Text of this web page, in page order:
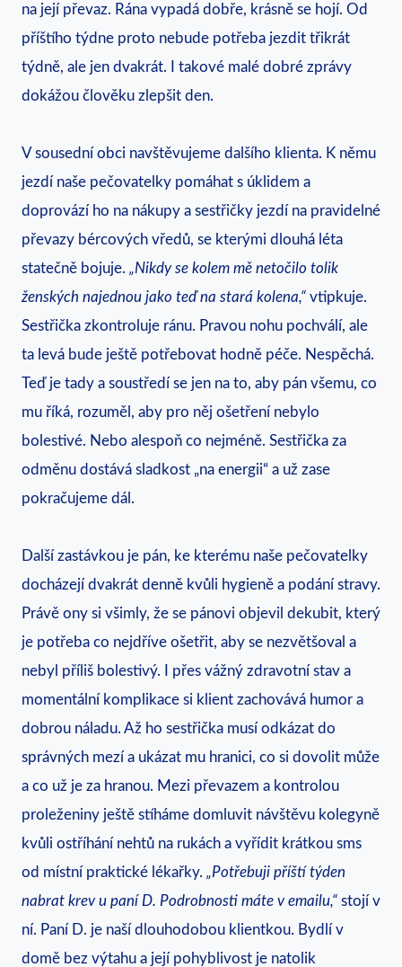
na její převaz. Rána vypadá dobře, krásně se hojí. Od
příštího týdne proto nebude potřeba jezdit třikrát
týdně, ale jen dvakrát. I takové malé dobré zprávy
dokážou člověku zlepšit den.
V sousední obci navštěvujeme dalšího klienta. K němu
jezdí naše pečovatelky pomáhat s úklidem a
doprovází ho na nákupy a sestřičky jezdí na pravidelné
převazy bércových vředů, se kterými dlouhá léta
statečně bojuje. „Nikdy se kolem mě netočilo tolik
ženských najednou jako teď na stará kolena,“ vtipkuje.
Sestřička zkontroluje ránu. Pravou nohu pochválí, ale
ta levá bude ještě potřebovat hodně péče. Nespěchá.
Teď je tady a soustředí se jen na to, aby pán všemu, co
mu říká, rozuměl, aby pro něj ošetření nebylo
bolestivé. Nebo alespoň co nejméně. Sestřička za
odměnu dostává sladkost „na energii“ a už zase
pokračujeme dál.
Další zastávkou je pán, ke kterému naše pečovatelky
docházejí dvakrát denně kvůli hygieně a podání stravy.
Právě ony si všimly, že se pánovi objevil dekubit, který
je potřeba co nejdříve ošetřit, aby se nezvětšoval a
nebyl příliš bolestivý. I přes vážný zdravotní stav a
momentální komplikace si klient zachovává humor a
dobrou náladu. Až ho sestřička musí odkázat do
správných mezí a ukázat mu hranici, co si dovolit může
a co už je za hranou. Mezi převazem a kontrolou
proleženiny ještě stíháme domluvit návštěvu kolegyně
kvůli ostříhání nehtů na rukách a vyřídit krátkou sms
od místní praktické lékařky. „Potřebuji příští týden
nabrat krev u paní D. Podrobnosti máte v emailu,“ stojí v
ní. Paní D. je naší dlouhodobou klientkou. Bydlí v
domě bez výtahu a její pohyblivost je natolik